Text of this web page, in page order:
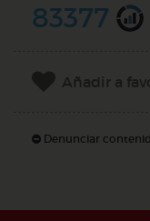
83377
Añadir a
Denunciar